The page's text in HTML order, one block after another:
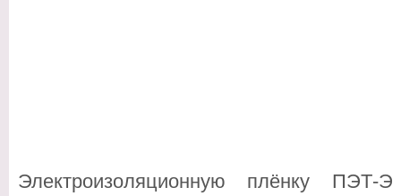
Электроизоляционную плёнку